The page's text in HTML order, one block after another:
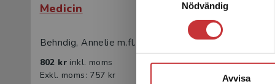
Nödvändig
Avvisa
Medicin
Behndig, Annelie m.fl. (red.)
802 kr inkl. moms
Exkl. moms: 757 kr
1 261 kr
Exkl.